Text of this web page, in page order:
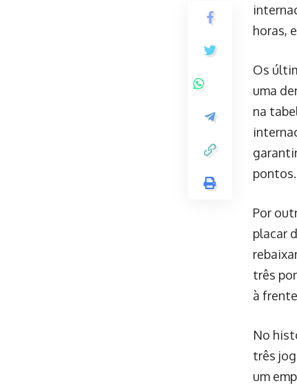
horas,
Os
uma
na
pontos.
Por
placar
três
à
No
três
um